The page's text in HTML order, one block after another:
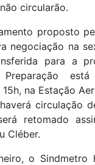
circularão.
proposto
negociação na
para a
na Estação
circulação
retomado
Cléber.
o Sindmetro